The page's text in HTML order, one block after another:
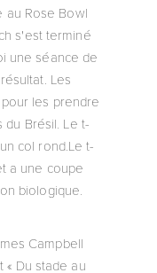
au Rose Bowl
s'est terminé
une séance de
Les
les prendre
du Brésil. Le t-
col rond.Le t-
a une coupe
biologique.
Campbell
« Du stade au